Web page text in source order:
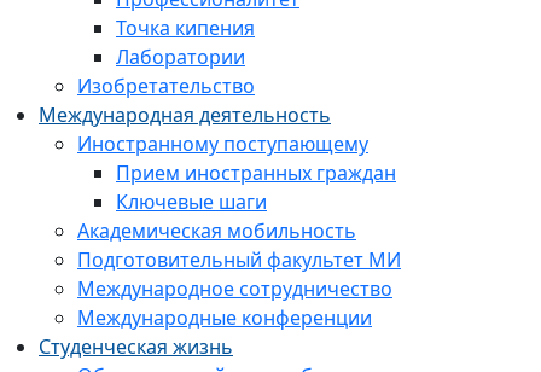
Точка кипения
Лаборатории
Изобретательство
Международная деятельность
Иностранному поступающему
Прием иностранных граждан
Ключевые шаги
Академическая мобильность
Подготовительный факультет МИ
Международное сотрудничество
Международные конференции
Студенческая жизнь